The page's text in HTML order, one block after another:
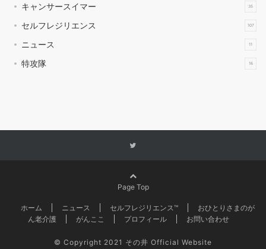
キャンサースイマー 35
セルフレジリエンス 107
ニュース 11
特攻隊 16
Page Top
ホーム ニュース セルフレジリエンス™
おひとりさまのが
ん老介護
がんここ プロフィール お問い合わせ
© Copyright 2021 その井 Official Website